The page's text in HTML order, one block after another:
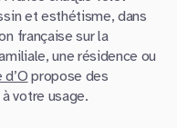
et esthétisme, dans
française sur la
une résidence ou
d’Opropose des
votre usage.